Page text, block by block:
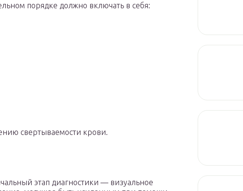
порядке должно включать в себя:
свертываемости крови.
этап диагностики — визуальное